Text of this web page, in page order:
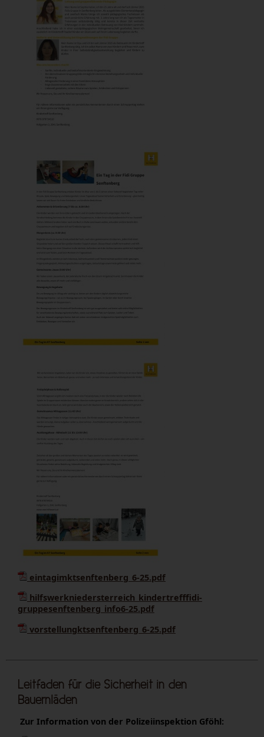
eintagimktsenftenberg_6-25.pdf
hilfswerkniedersterreich_kindertrefffidi-
gruppesenftenberg_info6-25.pdf
vorstellungktsenftenberg_6-25.pdf
Leitfaden für die Sicherheit in den
Bauernläden
Zur Information von der Polizeiinspektion Gföhl: